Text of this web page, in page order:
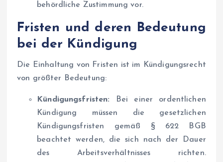
behördliche Zustimmung vor.
Fristen und deren Bedeutung
bei der Kündigung
Die Einhaltung von Fristen ist im Kündigungsrecht
von größter Bedeutung:
Kündigungsfristen:
Bei einer ordentlichen
Kündigung müssen die gesetzlichen
Kündigungsfristen gemäß § 622 BGB
beachtet werden, die sich nach der Dauer
des Arbeitsverhältnisses richten.